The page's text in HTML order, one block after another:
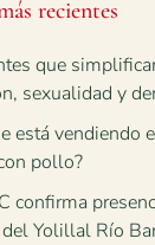
recientes
que
sexualidad y
está vendiendo
pollo?
confirma
Yolillal Río